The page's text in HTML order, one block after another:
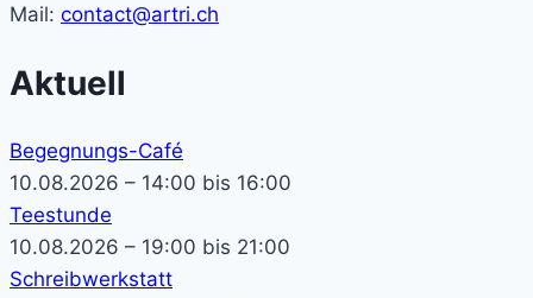
Mail: contact@artri.ch
Aktuell
Begegnungs-Café
10.08.2026 – 14:00 bis 16:00
Teestunde
10.08.2026 – 19:00 bis 21:00
Schreibwerkstatt